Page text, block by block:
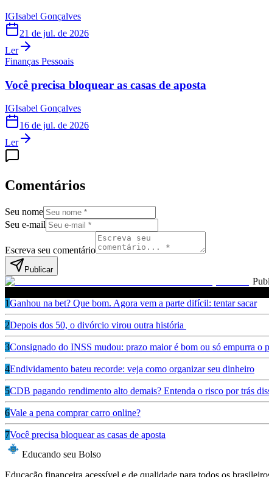
IGIsabel Gonçalves
21 de jul. de 2026
Ler
Finanças Pessoais
Você precisa bloquear as casas de aposta
IGIsabel Gonçalves
16 de jul. de 2026
Ler
Comentários
Seu nome
Seu e-mail
Escreva seu comentário
Publicar
1Ganhou na bet? Que bom. Agora vem a parte difícil: tentar sacar
2Depois dos 50, o divórcio virou outra história
3Consignado do INSS mudou: prazo maior é bom ou só empurra o
4Endividamento bateu recorde: veja como organizar seu dinheiro
5CDB pagando rendimento alto demais? Entenda o risco por trás
6Vale a pena comprar carro online?
7Você precisa bloquear as casas de aposta
Educando seu Bolso